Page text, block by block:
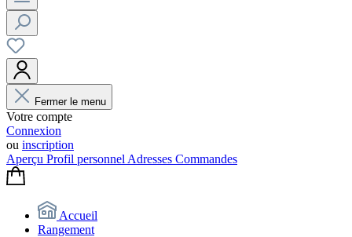
Fermer le menu
Votre compte
Connexion
ou inscription
Aperçu Profil personnel Adresses Commandes
Accueil
Rangement